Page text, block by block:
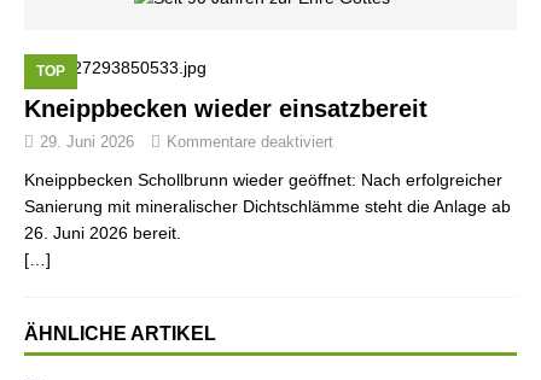
TOP
Kneippbecken wieder einsatzbereit
29. Juni 2026 Kommentare deaktiviert
Kneippbecken Schollbrunn wieder geöffnet: Nach erfolgreicher
Sanierung mit mineralischer Dichtschlämme steht die Anlage ab
26. Juni 2026 bereit.
[…]
ÄHNLICHE ARTIKEL